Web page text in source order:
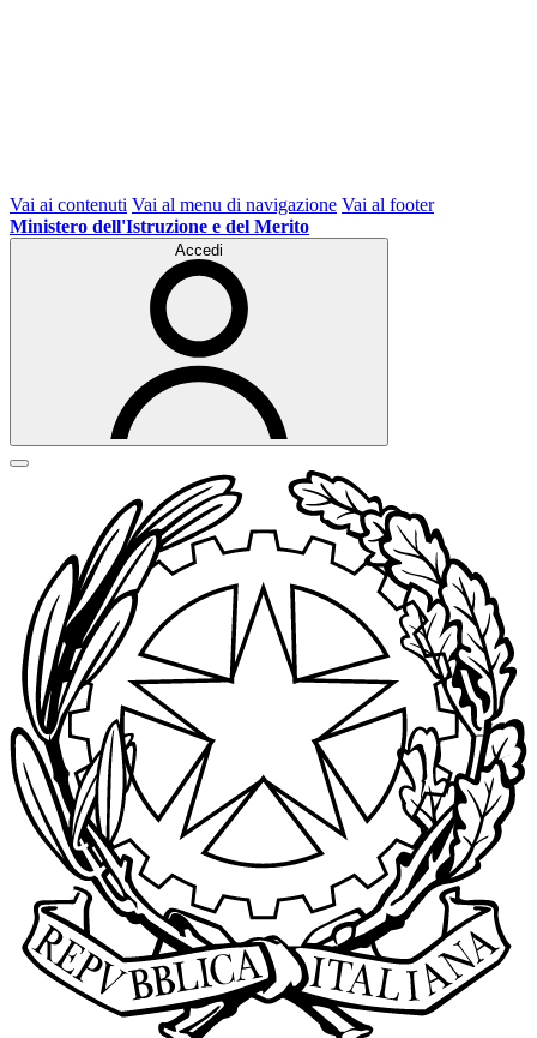
Vai ai contenuti Vai al menu di navigazione Vai al footer
Ministero dell'Istruzione e del Merito
Accedi